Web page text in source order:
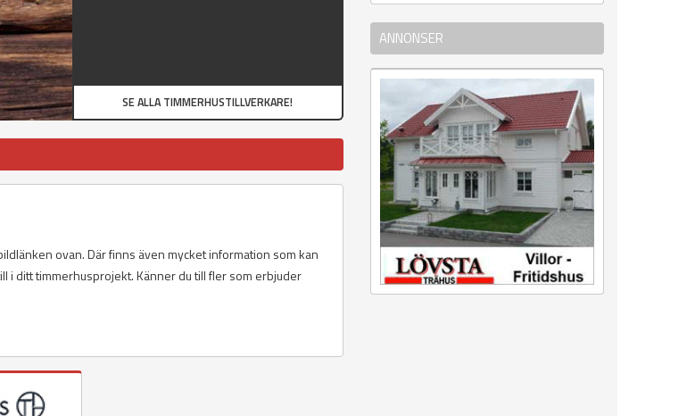
SE ALLA TIMMERHUSTILLVERKARE!
ovan. Där finns även mycket information som kan
i ditt timmerhusprojekt. Känner du till fler som erbjuder
ANNONSER